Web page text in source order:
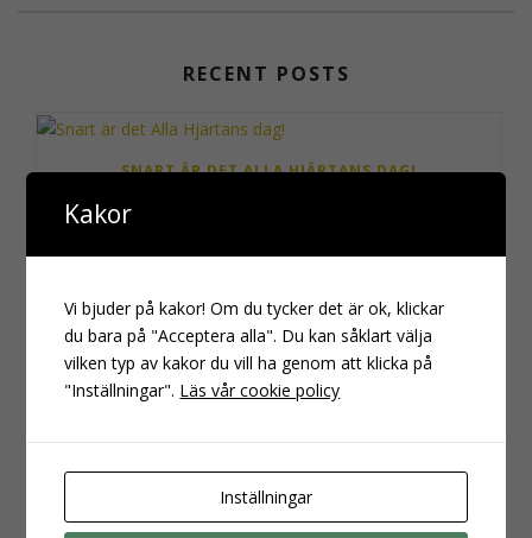
RECENT POSTS
SNART ÄR DET ALLA HJÄRTANS DAG!
TÄRNINGSSMYCKEN OCH ANNAT MER NÖRDIGT
AF RISLING PÅ COMIC CON!
Kakor
Vi bjuder på kakor! Om du tycker det är ok, klickar
du bara på "Acceptera alla". Du kan såklart välja
vilken typ av kakor du vill ha genom att klicka på
"Inställningar". Läs vår cookie policy
Inställningar